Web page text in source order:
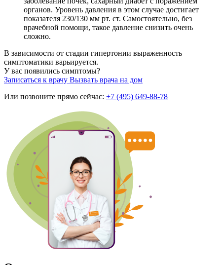
органов. Уровень давления в этом случае достигает
показателя 230/130 мм рт. ст. Самостоятельно, без
врачебной помощи, такое давление снизить очень
сложно.
В зависимости от стадии гипертонии выраженность
симптоматики варьируется.
У вас появились симптомы?
Записаться к врачу Вызвать врача на дом
Или позвоните прямо сейчас: +7 (495) 649-88-78